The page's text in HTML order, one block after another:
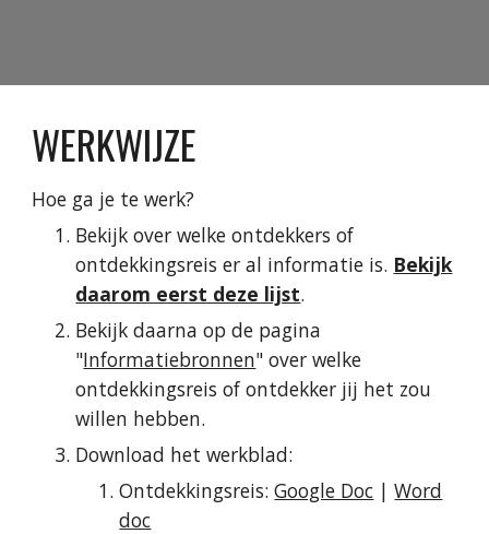
WERKWIJZE
Hoe ga je te werk?
Bekijk over welke ontdekkers of
ontdekkingsreis er al informatie is. Bekijk
daarom eerst deze lijst.
Bekijk daarna op de pagina
"Informatiebronnen" over welke
ontdekkingsreis of ontdekker jij het zou
willen hebben.
Download het werkblad:
Ontdekkingsreis:Google Doc |Word
doc